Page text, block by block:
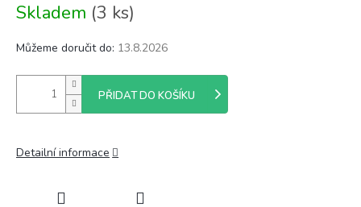
cena:
Skladem (3 ks)
Můžeme doručit do: 13.8.2026
PŘIDAT DO KOŠÍKU
Detailní informace